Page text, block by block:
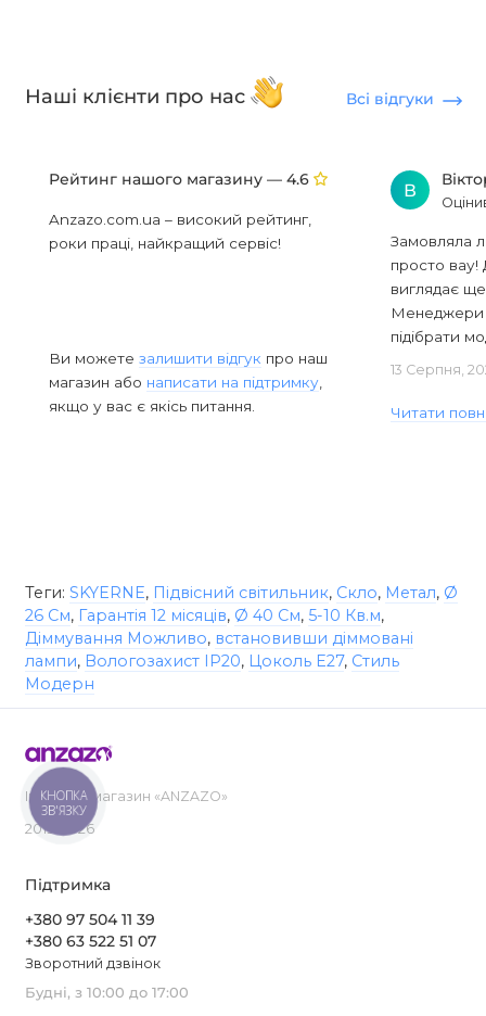
Наші клієнти про нас Всі відгуки
Рейтинг нашого магазину — 4.6
Anzazo.com.ua – високий рейтинг,
роки праці, найкращий сервіс!
Ви можете залишити відгук про наш
магазин або написати на підтримку
якщо у вас є якісь питання.
В
Замовляла
просто вау!
виглядає
Менеджери
підібрати
13 Серпня,
Читати
Теги: SKYERNE, Підвісний світильник, Скло, Метал, Ø
26 См, Гарантія 12 місяців, Ø 40 См, 5-10 Кв.м,
Діммування Можливо, встановивши діммовані
лампи, Вологозахист IP20, Цоколь E27, Стиль
Модерн
Інтернет-магазин «ANZAZO»
2019-2026
Підтримка
+380 97 504 11 39
+380 63 522 51 07
Зворотний дзвінок
Будні, з 10:00 до 17:00
КНОПКА
ЗВ'ЯЗКУ